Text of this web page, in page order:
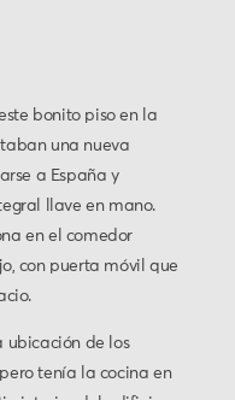
bonito piso en la
una nueva
a España y
llave en mano.
en el comedor
con puerta móvil que
ubicación de los
tenía la cocina en